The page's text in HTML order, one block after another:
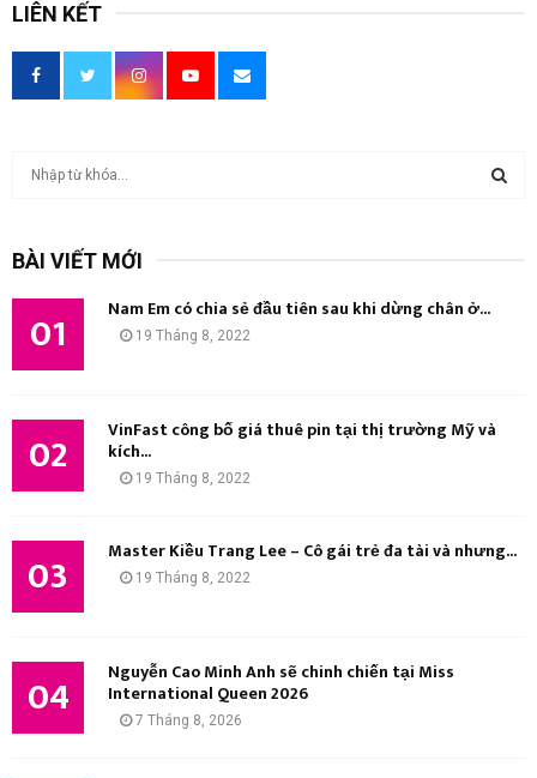
LIÊN KẾT
BÀI VIẾT MỚI
01 Nam Em có chia sẻ đầu tiên sau khi dừng chân ở...
19 Tháng 8, 2022
02 VinFast công bố giá thuê pin tại thị trường Mỹ và
kích...
19 Tháng 8, 2022
03 Master Kiều Trang Lee – Cô gái trẻ đa tài và nhưng...
19 Tháng 8, 2022
04 Nguyễn Cao Minh Anh sẽ chinh chiến tại Miss
International Queen 2026
7 Tháng 8, 2026